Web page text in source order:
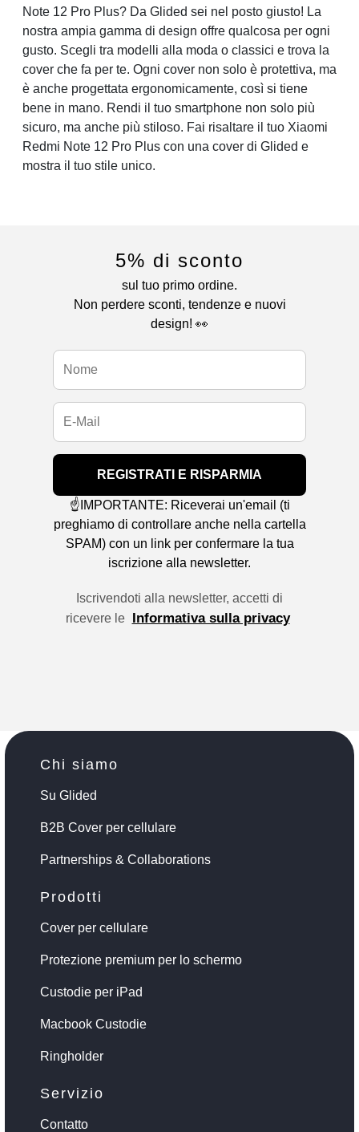
Note 12 Pro Plus? Da Glided sei nel posto giusto! La
nostra ampia gamma di design offre qualcosa per ogni
gusto. Scegli tra modelli alla moda o classici e trova la
cover che fa per te. Ogni cover non solo è protettiva, ma
è anche progettata ergonomicamente, così si tiene
bene in mano. Rendi il tuo smartphone non solo più
sicuro, ma anche più stiloso. Fai risaltare il tuo Xiaomi
Redmi Note 12 Pro Plus con una cover di Glided e
mostra il tuo stile unico.
5% di sconto
sul tuo primo ordine.
Non perdere sconti, tendenze e nuovi
design! 👀
REGISTRATI E RISPARMIA
☝️IMPORTANTE: Riceverai un'email (ti
preghiamo di controllare anche nella cartella
SPAM) con un link per confermare la tua
iscrizione alla newsletter.
Iscrivendoti alla newsletter, accetti di
ricevere le Informativa sulla privacy
Chi siamo
Su Glided
B2B Cover per cellulare
Partnerships & Collaborations
Prodotti
Cover per cellulare
Protezione premium per lo schermo
Custodie per iPad
Macbook Custodie
Ringholder
Servizio
Contatto